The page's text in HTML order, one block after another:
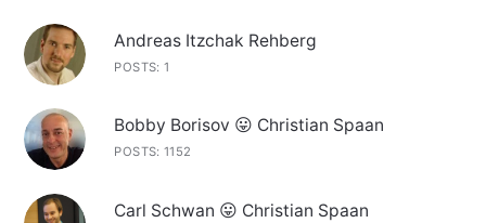
Andreas Itzchak Rehberg
POSTS: 1
Bobby Borisov 😛 Christian Spaan
POSTS: 1152
Carl Schwan 😛 Christian Spaan